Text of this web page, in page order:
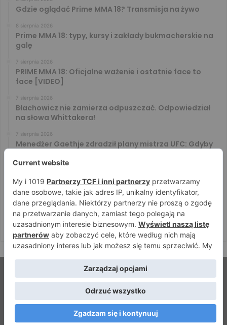
Gdzie oglądać Prime MMA 18? Transmisja na żywo
8 sierpnia 2026
Prime MMA 18: typy, kursy i zakłady bukmacherskie na
galę
7 sierpnia 2026
PRIME MMA 18: Oficjalne ważenie i ostatnie face to
face [VIDEO]
7 sierpnia 2026
Błachowicz nie zamierza odpuszczać. Odpowiedział
na słowa Whittakera!
7 sierpnia 2026
Menedżer Gaethje zdradził plany mistrza UFC: Gdyby
Vitalii Yakymenko będzie bronił pasa na XTB KSW 122!
Marcello Morelli przed kolejną wielką szansą
6 sierpnia 2026
Iwo Baraniewski wystąpi na UFC 331. Polak częścią
mocnej karty walk
© Strefamma.pl 2026, Wszelkie prawa zastrzeżone |
Home
Redakcja Kontakt
FacebookYouTube
RSS